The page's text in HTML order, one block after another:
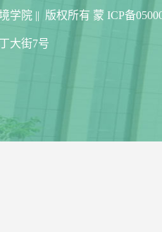
学院 || 版权所有 蒙 ICP备
大街7号